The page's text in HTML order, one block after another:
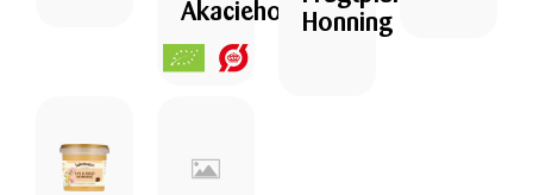
AkaciehonningHonning